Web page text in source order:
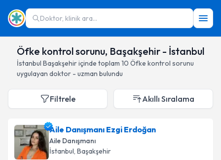
Doktor, klinik ara...
Öfke kontrol sorunu, Başakşehir - İstanbul
İstanbul Başakşehiriçinde toplam 10 Öfke kontrol sorunu
uygulayan doktor - uzman bulundu
Filtrele Akıllı Sıralama
Aile Danışmanı Ezgi Erdoğan
Aile Danışmanı
İstanbul, Başakşehir